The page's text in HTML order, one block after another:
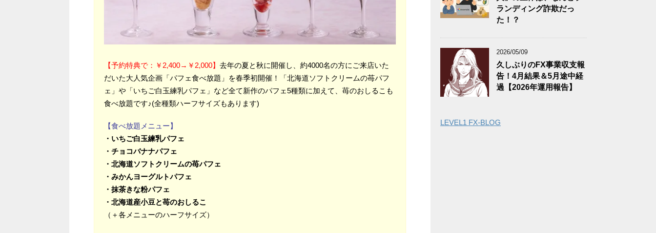
【予約特典で：￥2,400→￥2,000】 去年の夏と秋に開催し、約4000名の方にご来店いた
だいた大人気企画「パフェ食べ放題」を春季初開催！「北海道ソフトクリームの苺パフ
ェ」や「いちご白玉練乳パフェ」など全て新作のパフェ5種類に加えて、苺のおしるこも
食べ放題です♪(全種類ハーフサイズもあります)
【食べ放題メニュー】
・いちご白玉練乳パフェ
・チョコバナナパフェ
・北海道ソフトクリームの苺パフェ
・みかんヨーグルトパフェ
・抹茶きな粉パフェ
・北海道産小豆と苺のおしるこ
（＋各メニューのハーフサイズ）
ランディング詐欺だっ
た！？
2026/05/09
久しぶりのFX事業収支報
告！4月結果＆5月途中経
過【2026年運用報告】
LEVEL1 FX-BLOG